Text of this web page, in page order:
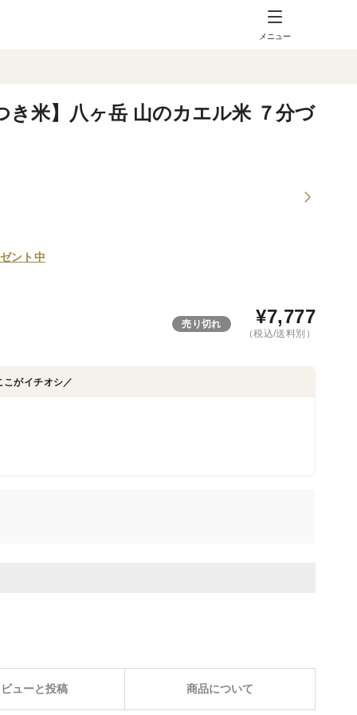
メニュー
き米】八ヶ岳 山のカエル米 ７分づ
ント中
売り切れ ¥7,777
（税込/送料別）
こがイチオシ／
ビューと投稿 商品について